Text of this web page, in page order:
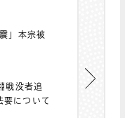
」本宗被
戦没者追
要について